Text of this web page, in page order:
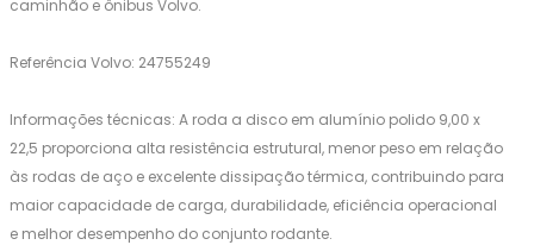
caminhão e ônibus Volvo.
Referência Volvo: 24755249
Informações técnicas: A roda a disco em alumínio polido 9,00 x
22,5 proporciona alta resistência estrutural, menor peso em relação
às rodas de aço e excelente dissipação térmica, contribuindo para
maior capacidade de carga, durabilidade, eficiência operacional
e melhor desempenho do conjunto rodante.